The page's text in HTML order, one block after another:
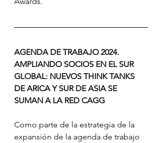
AGENDA DE TRABAJO 2024.
AMPLIANDO SOCIOS EN EL SUR
GLOBAL: NUEVOS THINK TANKS
DE ARICA Y SUR DE ASIA SE
SUMAN A LA RED CAGG
Como parte de la estrategia de la
expansión de la agenda de trabajo